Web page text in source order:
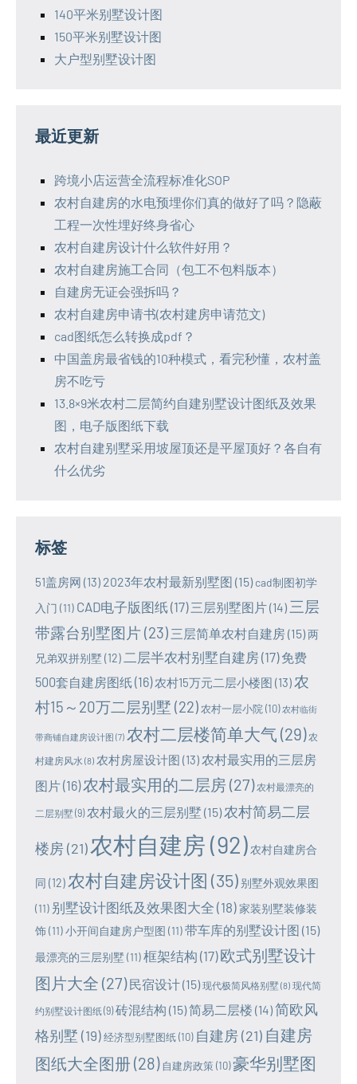
140平米别墅设计图
150平米别墅设计图
大户型别墅设计图
最近更新
跨境小店运营全流程标准化SOP
农村自建房的水电预埋你们真的做好了吗？隐蔽
工程一次性埋好终身省心
农村自建房设计什么软件好用？
农村自建房施工合同（包工不包料版本）
自建房无证会强拆吗？
农村自建房申请书(农村建房申请范文)
cad图纸怎么转换成pdf？
中国盖房最省钱的10种模式，看完秒懂，农村盖
房不吃亏
13.8×9米农村二层简约自建别墅设计图纸及效果
图，电子版图纸下载
农村自建别墅采用坡屋顶还是平屋顶好？各自有
什么优劣
标签
51盖房网 (13) 2023年农村最新别墅图 (15) cad制图初学
入门 (11) CAD电子版图纸 (17) 三层别墅图片(14) 三层
带露台别墅图片 (23) 三层简单农村自建房(15)两
兄弟双拼别墅 (12) 二层半农村别墅自建房(17) 免费
500套自建房图纸 (16) 农村15万元二层小楼图 (13)农
村15～20万二层别墅 (22) 农村一层小院 (10) 农村临街
带商铺自建房设计图 (7) 农村二层楼简单大气 (29) 农
村建房风水 (8) 农村房屋设计图 (13) 农村最实用的三层房
图片(16) 农村最实用的二层房 (27) 农村最漂亮的
二层别墅(9) 农村最火的三层别墅 (15)农村简易二层
楼房(21)农村自建房 (92) 农村自建房合
同 (12) 农村自建房设计图 (35) 别墅外观效果图
(11) 别墅设计图纸及效果图大全 (18)家装别墅装修装
饰(11)小开间自建房户型图 (11)带车库的别墅设计图 (15)
最漂亮的三层别墅 (11)框架结构 (17) 欧式别墅设计
图片大全 (27) 民宿设计(15) 现代极简风格别墅(8) 现代简
约别墅设计图纸 (9) 砖混结构 (15)简易二层楼 (14)简欧风
格别墅 (19)经济型别墅图纸(10) 自建房(21) 自建房
图纸大全图册 (28) 自建房政策(10)豪华别墅图